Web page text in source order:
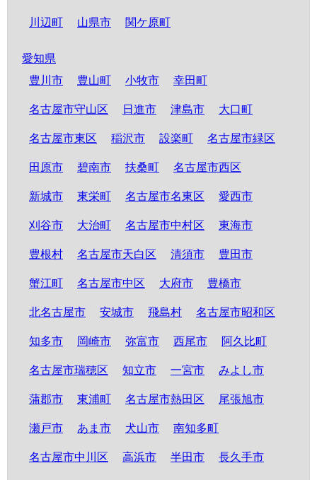
川辺町 山県市 関ケ原町
愛知県
豊川市
豊山町 小牧市 幸田町
名古屋市守山区 日進市 津島市 大口町
名古屋市東区 稲沢市 設楽町 名古屋市緑区
田原市 碧南市 扶桑町 名古屋市西区
新城市 東栄町 名古屋市名東区 愛西市
刈谷市 大治町 名古屋市中村区 東海市
豊根村 名古屋市天白区 清須市 豊田市
蟹江町 名古屋市中区 大府市 豊橋市
北名古屋市 安城市 飛島村 名古屋市昭和区
知多市 岡崎市 弥富市 西尾市 阿久比町
名古屋市瑞穂区 知立市 一宮市 みよし市
蒲郡市 東浦町 名古屋市熱田区 尾張旭市
瀬戸市 あま市 犬山市 南知多町
名古屋市中川区 高浜市 半田市 長久手市